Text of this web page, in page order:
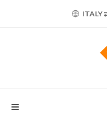
ITALY